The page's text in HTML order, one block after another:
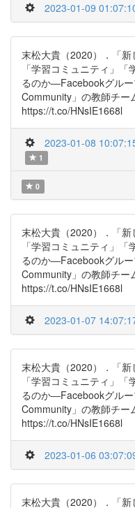
2023-01-09
末松大貴（2020）．「
「学習コミュニティ」
るのか―Facebookグル
Community」の教師チー
https://t.co/HNsIE1668l
2023-01-08
1
0
末松大貴（2020）．「
「学習コミュニティ」
るのか―Facebookグル
Community」の教師チー
https://t.co/HNsIE1668l
2023-01-07
末松大貴（2020）．「
「学習コミュニティ」
るのか―Facebookグル
Community」の教師チー
https://t.co/HNsIE1668l
2023-01-06
末松大貴（2020）．「